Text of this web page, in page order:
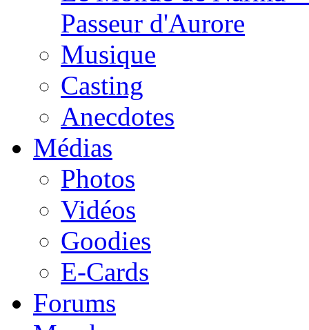
Passeur d'Aurore
Musique
Casting
Anecdotes
Médias
Photos
Vidéos
Goodies
E-Cards
Forums